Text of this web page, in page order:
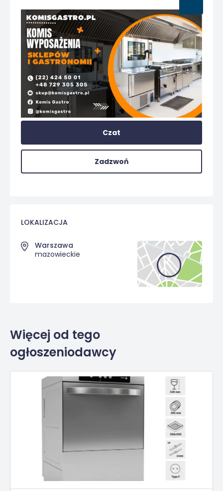
Czat
Zadzwoń
LOKALIZACJA
Warszawa
mazowieckie
Więcej od tego
ogłoszeniodawcy